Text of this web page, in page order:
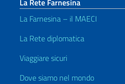
La Rete Farnesina
La Farnesina – il MAECI
La Rete diplomatica
Viaggiare sicuri
Dove siamo nel mondo